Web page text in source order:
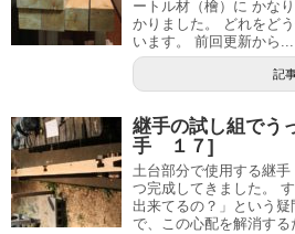
ートル材（檜）に かな
かりました。 どれをど
います。 前回更新から...
記
継手の試し組でう
手 １７]
土台部分で使用する継
つ完成してきました。
出来てるの？」という
で、この心配を解消す